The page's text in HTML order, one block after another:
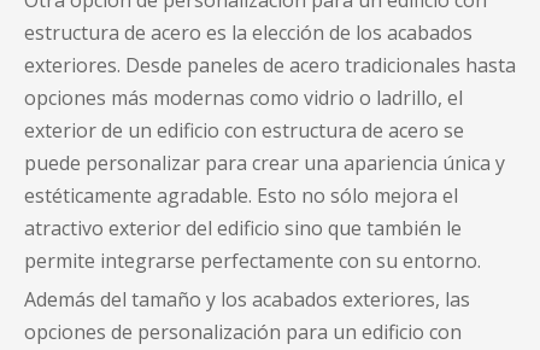
estructura de acero es la elección de los acabados
exteriores. Desde paneles de acero tradicionales hasta
opciones más modernas como vidrio o ladrillo, el
exterior de un edificio con estructura de acero se
puede personalizar para crear una apariencia única y
estéticamente agradable. Esto no sólo mejora el
atractivo exterior del edificio sino que también le
permite integrarse perfectamente con su entorno.
Además del tamaño y los acabados exteriores, las
opciones de personalización para un edificio con